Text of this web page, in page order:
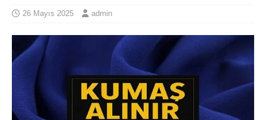
26 Mayıs 2025 admin